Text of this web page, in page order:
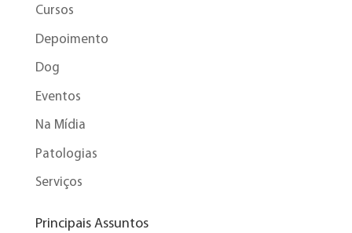
Cursos
Depoimento
Dog
Eventos
Na Mídia
Patologias
Serviços
Principais Assuntos